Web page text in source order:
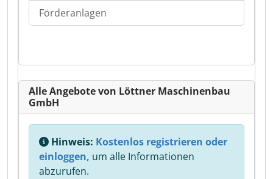
Förderanlagen
Alle Angebote von Löttner Maschinenbau
GmbH
Hinweis: Kostenlos registrieren oder
einloggen, um alle Informationen
abzurufen.